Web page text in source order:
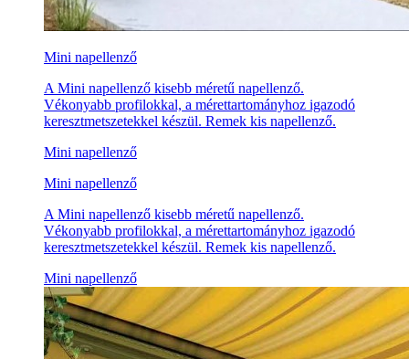
Mini napellenző
A Mini napellenző kisebb méretű napellenző.
Vékonyabb profilokkal, a mérettartományhoz igazodó
keresztmetszetekkel készül. Remek kis napellenző.
Mini napellenző
Mini napellenző
A Mini napellenző kisebb méretű napellenző.
Vékonyabb profilokkal, a mérettartományhoz igazodó
keresztmetszetekkel készül. Remek kis napellenző.
Mini napellenző